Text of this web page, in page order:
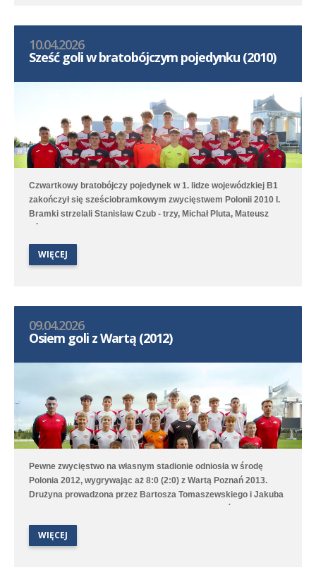
10.04.2026
Sześć goli w bratobójczym pojedynku (2010)
Czwartkowy bratobójczy pojedynek w 1. lidze wojewódzkiej B1
zakończył się sześciobramkowym zwycięstwem Polonii 2010 I.
Bramki strzelali Stanisław Czub - trzy, Michał Pluta, Mateusz
Fórmaniak oraz Łukasz Miszkiewicz.
WIĘCEJ
09.04.2026
Osiem goli z Wartą (2012)
Pewne zwycięstwo na własnym stadionie odniosła w środę
Polonia 2012, wygrywając aż 8:0 (2:0) z Wartą Poznań 2013.
Drużyna prowadzona przez Bartosza Tomaszewskiego i Jakuba
Szymczaka przeważała przez całe spotkanie, choć do przerwy
minucie, bo od tego momentu z ciągu ośmiu minut nasz zespół
strzelił pięć bramek. Hat tricka skompletował Karol Marciniak.
WIĘCEJ